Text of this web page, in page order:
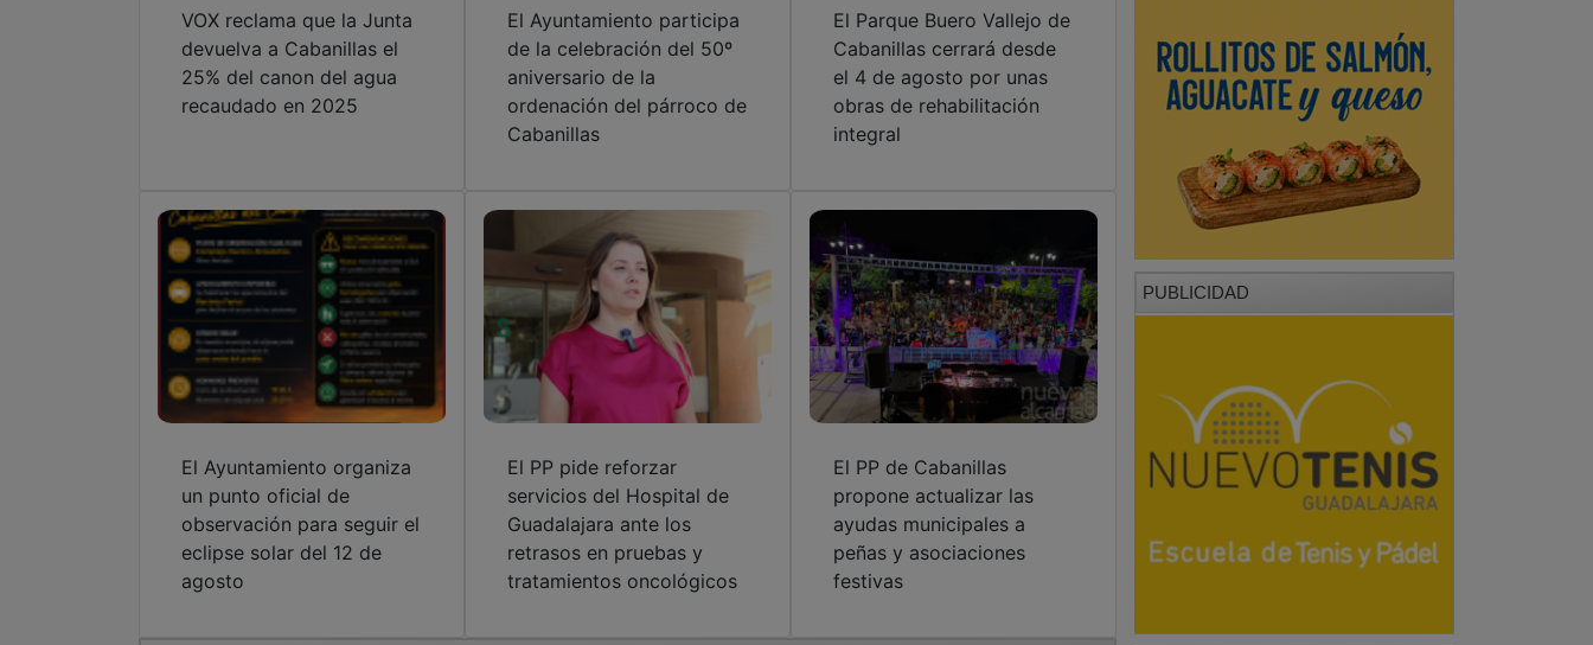
recaudado en 2025
ordenación del párroco de
Cabanillas
obras de rehabilitación
integral
El Ayuntamiento organiza
un punto oficial de
eclipse solar del 12 de
agosto
El PP pide reforzar
servicios del Hospital de
retrasos en pruebas y
tratamientos oncológicos
El PP de Cabanillas
propone actualizar las
peñas y asociaciones
festivas
OTRAS NOTICIAS
PUBLICIDAD